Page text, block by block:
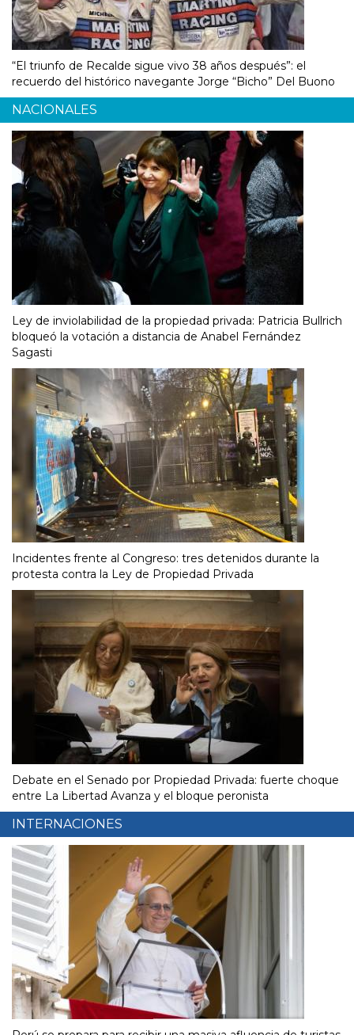
“El triunfo de Recalde sigue vivo 38 años después”: el
recuerdo del histórico navegante Jorge “Bicho” Del Buono
NACIONALES
Ley de inviolabilidad de la propiedad privada: Patricia Bullrich
bloqueó la votación a distancia de Anabel Fernández
Sagasti
Incidentes frente al Congreso: tres detenidos durante la
protesta contra la Ley de Propiedad Privada
Debate en el Senado por Propiedad Privada: fuerte choque
entre La Libertad Avanza y el bloque peronista
INTERNACIONES